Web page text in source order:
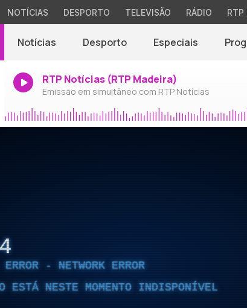
NOTÍCIAS DESPORTO TELEVISÃO RÁDIO RTP
Notícias Desporto Especiais
RTP Notícias (RTP Madeira)
Emissão em simultâneo com RTP Notícias
- NETWORK ERROR
ESTÁ NESTE MOMENTO INDISPONÍVEL